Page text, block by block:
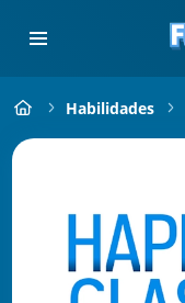
Habilidades